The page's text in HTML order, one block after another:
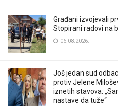
Građani izvojevali
Stopirani radovi na
06.08.2026.
Još jedan sud
protiv Jelene
iznetih stavova:
nastave da tuže“